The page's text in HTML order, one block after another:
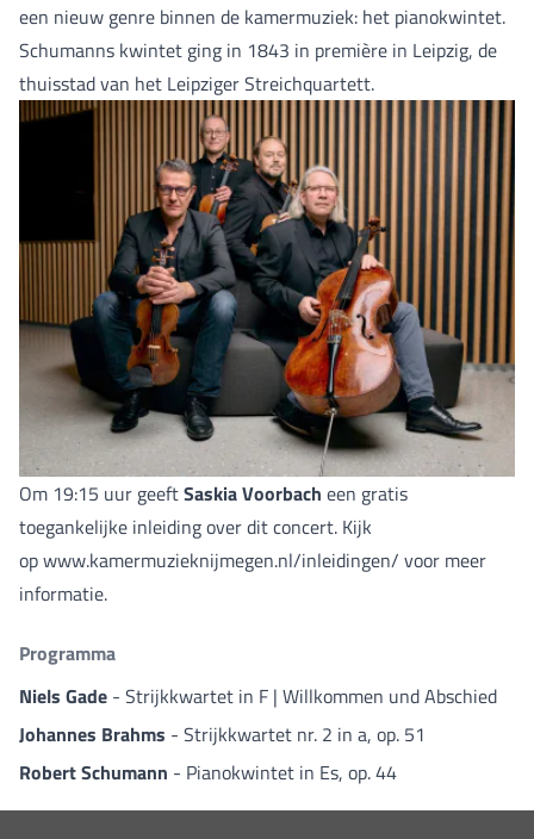
een nieuw genre binnen de kamermuziek: het pianokwintet.
Schumanns kwintet ging in 1843 in première in Leipzig, de
thuisstad van het Leipziger Streichquartett.
Om 19:15 uur geeftSaskia Voorbach een gratis
toegankelijke inleiding over dit concert. Kijk
opwww.kamermuzieknijmegen.nl/inleidingen/ voor meer
informatie.
Programma
Niels Gade - Strijkkwartet in F | Willkommen und Abschied
Johannes Brahms - Strijkkwartet nr. 2 in a, op. 51
Robert Schumann - Pianokwintet in Es, op. 44